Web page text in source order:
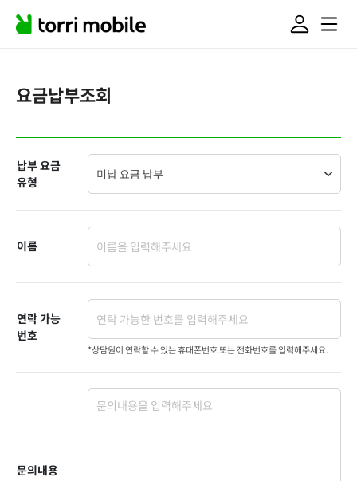
요금납부조회
납부 요금
유형
이름
연락 가능
번호
*상담원이 연락할 수 있는 휴대폰번호 또는 전화번호를 입력해주세요.
문의내용